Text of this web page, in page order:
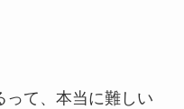
って、本当に難しい